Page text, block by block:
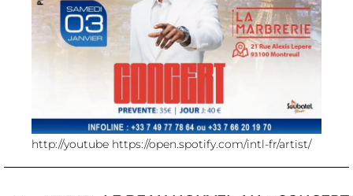
http://youtube https://open.spotify.com/intl-fr/artist/